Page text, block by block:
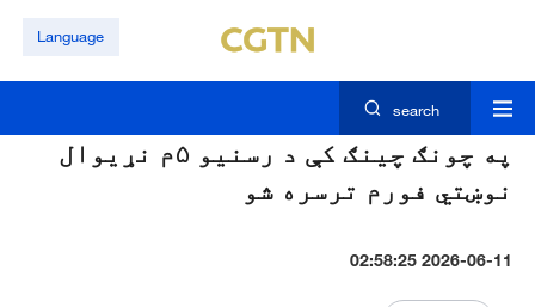
Language
search
په چونګ چينګ کې د رسنيو ۵م نړيوال
نوښتي فورم ترسره شو
2026-06-11 02:58:25